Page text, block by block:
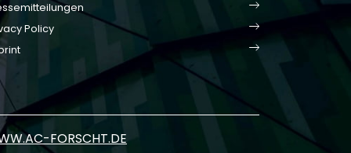
Policy
FORSCHT.DE